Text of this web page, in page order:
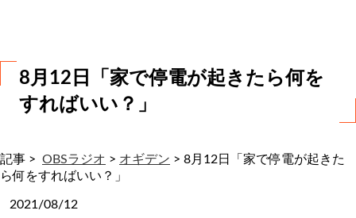
8月12日「家で停電が起きたら何を
すればいい？」
記事 > OBSラジオ > オギデン > 8月12日「家で停電が起きた
ら何をすればいい？」
2021/08/12